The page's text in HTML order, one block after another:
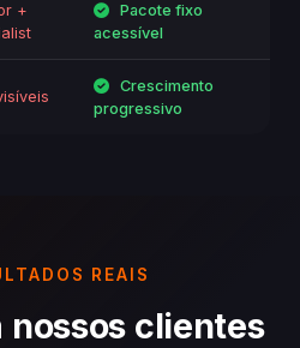
+
Pacote fixo
acessível
Crescimento
progressivo
REAIS
nossos clientes